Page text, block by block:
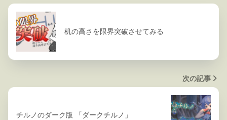
机の高さを限界突破させてみる
次の記事
チルノのダーク版 「ダークチルノ」